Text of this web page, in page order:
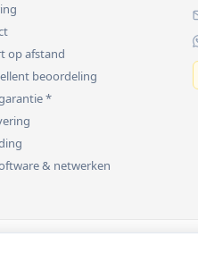
op afstand
beoordeling
*
& netwerken